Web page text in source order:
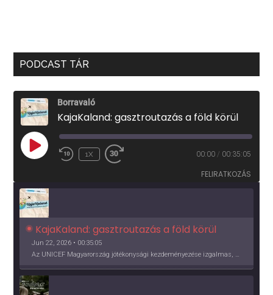
PODCAST TÁR
Borravaló
KajaKaland: gasztroutazás a föld körül
PLAY
EPISODE
1X 00:00 / 00:35:05
FELIRATKOZÁS
KajaKaland: gasztroutazás a föld körül
Jun 22, 2026 • 00:35:05
Az UNICEF Magyarország jótékonysági kezdeményezése izgalmas, egész éves világkörüli ízutazásra hív, igazi családi program és gasztroedukáció, illetve segítség a rászorulóknak is egyben.